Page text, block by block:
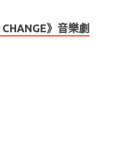
CHANGE》音樂劇